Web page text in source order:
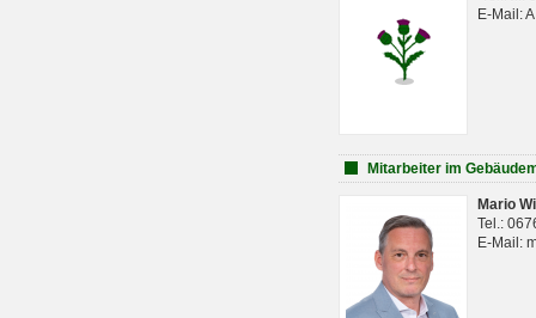
E-Mail:
Mitarbeiter im
Mario
Tel.:
E-Mail: